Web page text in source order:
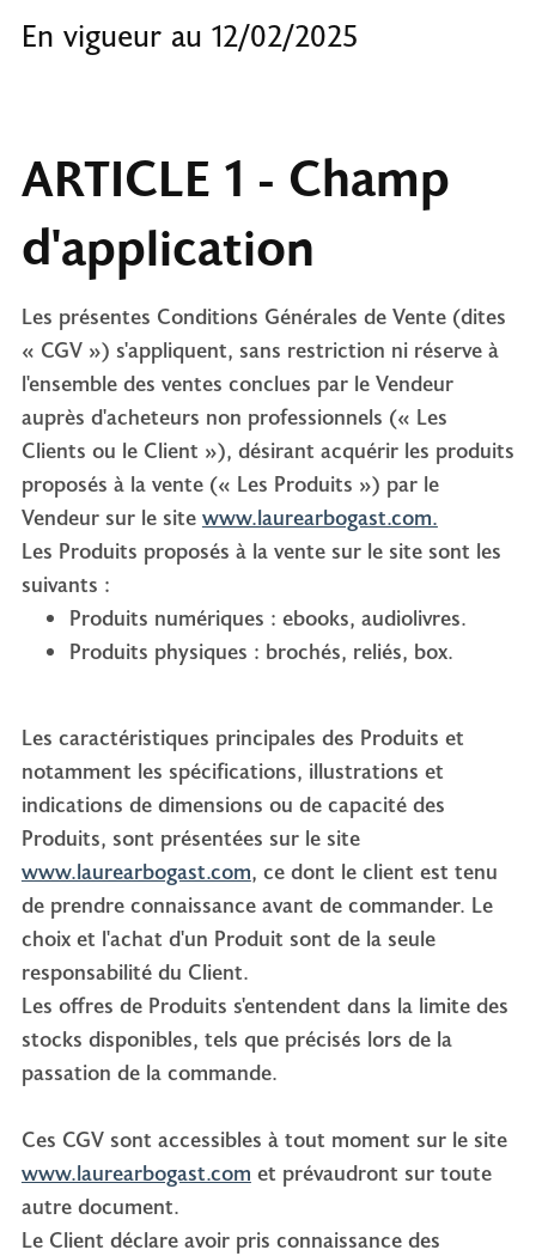
En vigueur au 12/02/2025
ARTICLE 1 - Champ
d'application
Les présentes Conditions Générales de Vente (dites
« CGV ») s'appliquent, sans restriction ni réserve à
l'ensemble des ventes conclues par le Vendeur
auprès d'acheteurs non professionnels (« Les
Clients ou le Client »), désirant acquérir les produits
proposés à la vente (« Les Produits ») par le
Vendeur sur le site www.laurearbogast.com.
Les Produits proposés à la vente sur le site sont les
suivants :
Produits numériques : ebooks, audiolivres.
Produits physiques : brochés, reliés, box.
Les caractéristiques principales des Produits et
notamment les spécifications, illustrations et
indications de dimensions ou de capacité des
Produits, sont présentées sur le site
www.laurearbogast.com, ce dont le client est tenu
de prendre connaissance avant de commander. Le
choix et l'achat d'un Produit sont de la seule
responsabilité du Client.
Les offres de Produits s'entendent dans la limite des
stocks disponibles, tels que précisés lors de la
passation de la commande.
Ces CGV sont accessibles à tout moment sur le site
www.laurearbogast.com et prévaudront sur toute
autre document.
Le Client déclare avoir pris connaissance des